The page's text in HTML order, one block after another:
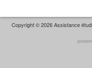
Copyright © 2026 Assistance